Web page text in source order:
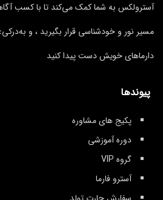
آسترولکس به شما کمک می‌کند تا با کسب
مسیر نور و خودشناسی قرار بگیرید ، و
دارماهای خویش دست پیدا کنید
پیوندها
پکیج های مشاوره
دوره آموزشی
گروه VIP
آسترو فارما